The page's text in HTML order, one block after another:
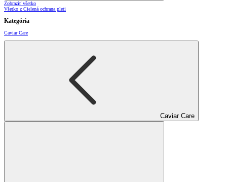
Zobraziť všetko
Všetko z Cielená ochrana pleti
Kategória
Caviar Care
Caviar Care